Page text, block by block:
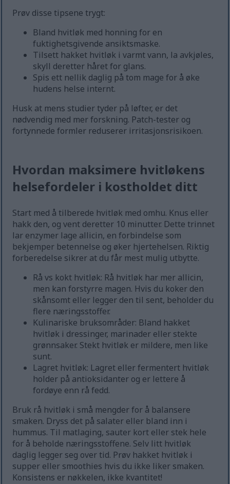
Prøv disse tipsene trygt:
Bland hvitløk med honning for en
fuktighetsgivende ansiktsmaske.
Tilsett hakket hvitløk i varmt vann, la avkjøles,
skyll deretter håret for glans.
Spis ett nellik daglig på tom mage for å øke
hudens helse internt.
Husk at mens studier tyder på løfter, er det
nødvendig med mer forskning. Patch-tester og
fortynnede formler reduserer irritasjonsrisikoen.
Hvordan maksimere hvitløkens
helsefordeler i kostholdet ditt
Start med å tilberede hvitløk med omhu. Knus eller
hakk den, og vent deretter 10 minutter. Dette trinnet
lar enzymer lage allicin, en forbindelse som
bekjemper betennelse og øker hjertehelsen. Riktig
forberedelse sikrer at du får mest mulig utbytte.
Rå vs kokt hvitløk: Rå hvitløk har mer allicin,
men kan forstyrre magen. Hvis du koker den
skånsomt eller legger den til sent, beholder du
flere næringsstoffer.
Kulinariske bruksområder: Bland hakket
hvitløk i dressinger, marinader eller stekte
grønnsaker. Stekt hvitløk er mildere, men like
sunt.
Lagret hvitløk: Lagret eller fermentert hvitløk
holder på antioksidanter og er lettere å
fordøye enn rå fedd.
Bruk rå hvitløk i små mengder for å balansere
smaken. Dryss det på salater eller bland inn i
hummus. Til matlaging, sauter kort eller stek hele
for å beholde næringsstoffene. Selv litt hvitløk
daglig legger seg over tid. Prøv hakket hvitløk i
supper eller smoothies hvis du ikke liker smaken.
Konsistens er nøkkelen, ikke kvantitet!